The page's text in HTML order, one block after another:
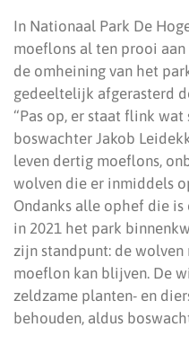
In Nationaal Park De
moeflons al ten prooi
de omheining van het
gedeeltelijk afgerasterd
“Pas op, er staat flink
boswachter Jakob
leven dertig moeflons,
wolven die er inmiddels
Ondanks alle ophef die
in 2021 het park
zijn standpunt: de
moeflon kan blijven. De
zeldzame planten- en
behouden, aldus